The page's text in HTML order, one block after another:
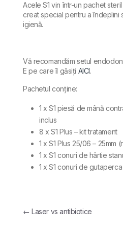
Acele S1 vin într-un pachet
creat special pentru a îndeplini
igienă.
Vă recomandăm setul
E pe care îl găsiți AICI.
Pachetul conține:
1 x S1 piesă de mână
inclus
8 x S1 Plus – kit tratament
1 x S1 Plus 25/06 – 25mm
1 x S1 conuri de hârtie
1 x S1 conuri de
Navigare în articole
← Laser vs antibiotice